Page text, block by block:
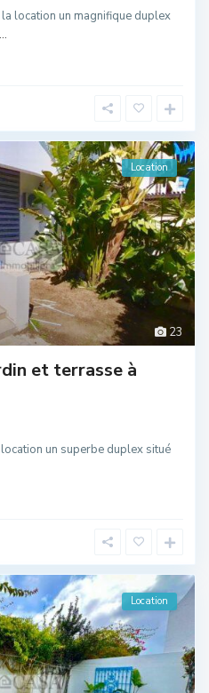
location un magnifique duplex
...
23
Location
et terrasse à
un superbe duplex situé
Location